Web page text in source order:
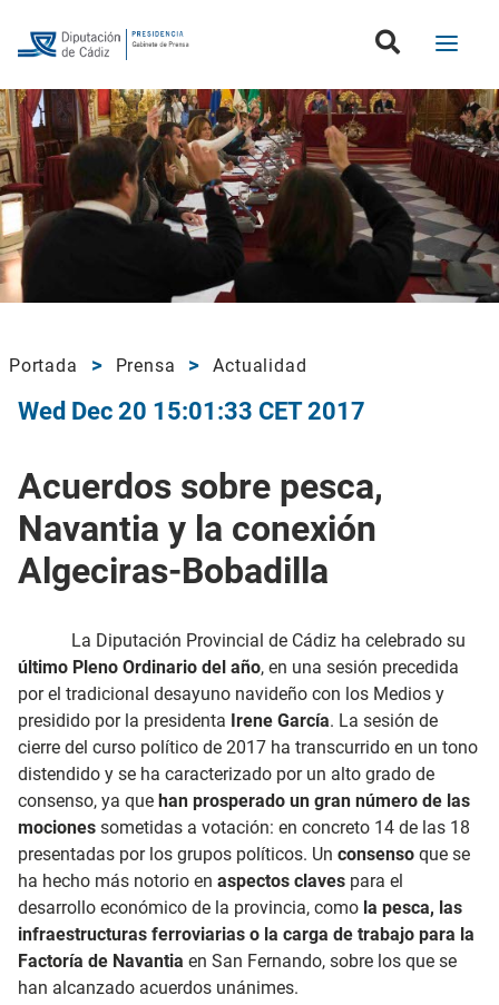
Portada Prensa Actualidad
Wed Dec 20 15:01:33 CET 2017
Acuerdos sobre pesca,
Navantia y la conexión
Algeciras-Bobadilla
La Diputación Provincial de Cádiz ha celebrado su
último Pleno Ordinario del año, en una sesión precedida
por el tradicional desayuno navideño con los Medios y
presidido por la presidenta Irene García. La sesión de
cierre del curso político de 2017 ha transcurrido en un tono
distendido y se ha caracterizado por un alto grado de
consenso, ya que han prosperado un gran número de las
mociones sometidas a votación: en concreto 14 de las 18
presentadas por los grupos políticos. Un consenso que se
ha hecho más notorio en aspectos claves para el
desarrollo económico de la provincia, como la pesca, las
infraestructuras ferroviarias o la carga de trabajo para la
Factoría de Navantia en San Fernando, sobre los que se
han alcanzado acuerdos unánimes.